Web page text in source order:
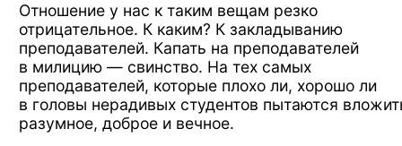
Отношение у нас к таким вещам резко
отрицательное. К каким? К закладыванию
преподавателей. Капать на преподавателей
в милицию — свинство. На тех самых
преподавателей, которые плохо ли, хорошо ли
в головы нерадивых студентов пытаются
разумное, доброе и вечное.